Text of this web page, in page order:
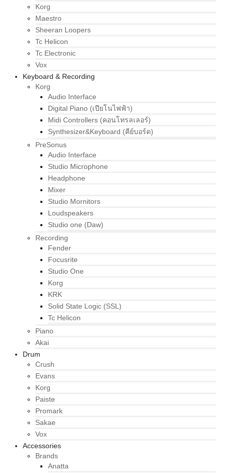
Korg
Maestro
Sheeran Loopers
Tc Helicon
Tc Electronic
Vox
Keyboard & Recording
Korg
Audio Interface
Digital Piano (เปียโนไฟฟ้า)
Midi Controllers (คอนโทรลเลอร์)
Synthesizer&Keyboard (คีย์บอร์ด)
PreSonus
Audio Interface
Studio Microphone
Headphone
Mixer
Studio Mornitors
Loudspeakers
Studio one (Daw)
Recording
Fender
Focusrite
Studio One
Korg
KRK
Solid State Logic (SSL)
Tc Helicon
Piano
Akai
Drum
Crush
Evans
Korg
Paiste
Promark
Sakae
Vox
Accessories
Brands
Anatta